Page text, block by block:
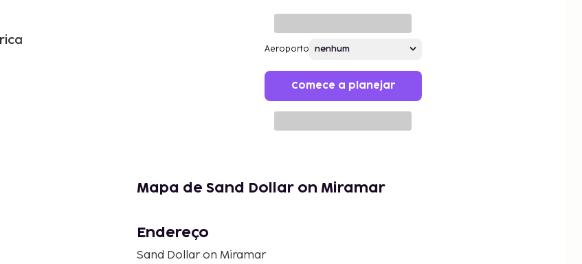
Aeroporto
Comece a planejar
Mapa de Sand Dollar on Miramar
Endereço
Sand Dollar on Miramar